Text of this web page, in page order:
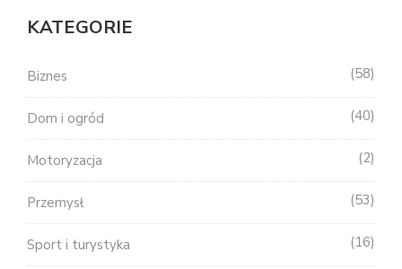
KATEGORIE
Biznes 58
Dom i ogród 40
Motoryzacja 2
Przemysł 53
Sport i turystyka 16